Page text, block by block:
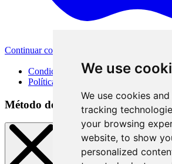
We use
We use cookies
tracking
your browsing
website, to show
personalized
Continuar con Apple
Condiciones de uso
Política de privacidad
Método de inicio de sesión